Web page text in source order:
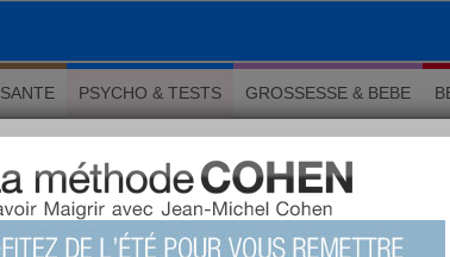
PSYCHO & TESTS GROSSESSE & BEBE
long sur vous